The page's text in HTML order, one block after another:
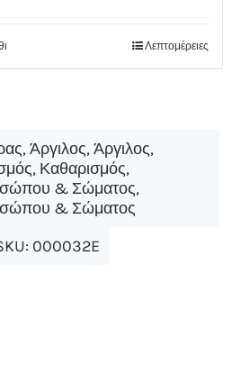
Λεπτομέρειες
,Άργιλος,Άργιλος,
, Καθαρισμός,
& Σώματος,
& Σώματος
000032E